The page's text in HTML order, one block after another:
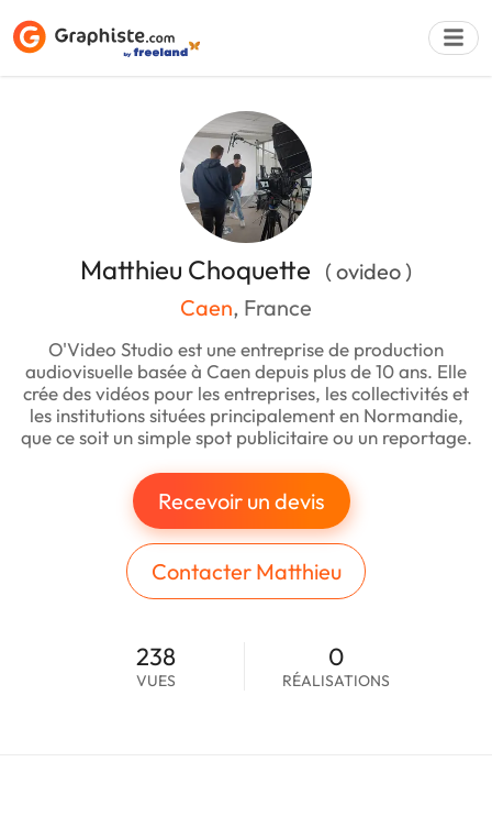
Matthieu Choquette ( ovideo )
Caen, France
O'Video Studio est une entreprise de production
audiovisuelle basée à Caen depuis plus de 10 ans. Elle
crée des vidéos pour les entreprises, les collectivités et
les institutions situées principalement en Normandie,
que ce soit un simple spot publicitaire ou un reportage.
Recevoir un devis
Contacter Matthieu
238
VUES
0
RÉALISATIONS